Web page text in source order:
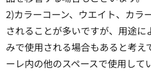
2)カラーコーン、ウエイト、カラ
されることが多いですが、用途に
みで使用される場合もあると考え
ーレ内の他のスペースで使用して